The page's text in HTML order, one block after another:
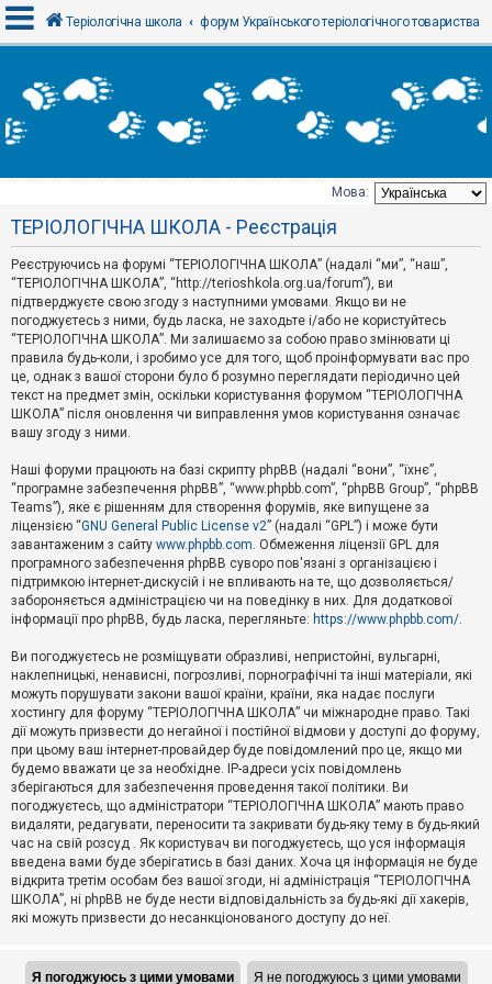
х
і
Т
е
м
и
б
е
з
в
і
д
п
о
в
і
д
й
А
к
т
и
в
н
і
м
и
П
о
ш
у
Д
о
п
о
м
Теріологічна школа форум Українського теріологічного товариства
Мова:
ТЕРІОЛОГІЧНА ШКОЛА - Реєстрація
Реєструючись на форумі “ТЕРІОЛОГІЧНА ШКОЛА” (надалі “ми”, “наш”,
“ТЕРІОЛОГІЧНА ШКОЛА”, “http://terioshkola.org.ua/forum”), ви
підтверджуєте свою згоду з наступними умовами. Якщо ви не
погоджуєтесь з ними, будь ласка, не заходьте і/або не користуйтесь
“ТЕРІОЛОГІЧНА ШКОЛА”. Ми залишаємо за собою право змінювати ці
правила будь-коли, і зробимо усе для того, щоб проінформувати вас про
це, однак з вашої сторони було б розумно переглядати періодично цей
текст на предмет змін, оскільки користування форумом “ТЕРІОЛОГІЧНА
ШКОЛА” після оновлення чи виправлення умов користування означає
вашу згоду з ними.
Наші форуми працюють на базі скрипту phpBB (надалі “вони”, “їхнє”,
“програмне забезпечення phpBB”, “www.phpbb.com”, “phpBB Group”, “phpBB
Teams”), яке є рішенням для створення форумів, яке випущене за
ліцензією “GNU General Public License v2” (надалі “GPL”) і може бути
завантаженим з сайту www.phpbb.com. Обмеження ліцензії GPL для
програмного забезпечення phpBB суворо пов'язані з організацією і
підтримкою інтернет-дискусій і не впливають на те, що дозволяється/
забороняється адміністрацією чи на поведінку в них. Для додаткової
інформації про phpBB, будь ласка, перегляньте: https://www.phpbb.com/.
Ви погоджуєтесь не розміщувати образливі, непристойні, вульгарні,
наклепницькі, ненависні, погрозливі, порнографічні та інші матеріали, які
можуть порушувати закони вашої країни, країни, яка надає послуги
хостингу для форуму “ТЕРІОЛОГІЧНА ШКОЛА” чи міжнародне право. Такі
дії можуть призвести до негайної і постійної відмови у доступі до форуму,
при цьому ваш інтернет-провайдер буде повідомлений про це, якщо ми
будемо вважати це за необхідне. IP-адреси усіх повідомлень
зберігаються для забезпечення проведення такої політики. Ви
погоджуєтесь, що адміністратори “ТЕРІОЛОГІЧНА ШКОЛА” мають право
видаляти, редагувати, переносити та закривати будь-яку тему в будь-який
час на свій розсуд . Як користувач ви погоджуєтесь, що уся інформація
введена вами буде зберігатись в базі даних. Хоча ця інформація не буде
відкрита третім особам без вашої згоди, ні адміністрація “ТЕРІОЛОГІЧНА
ШКОЛА”, ні phpBB не буде нести відповідальність за будь-які дії хакерів,
які можуть призвести до несанкціонованого доступу до неї.